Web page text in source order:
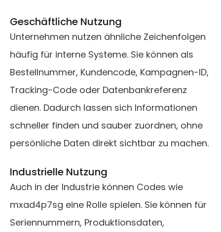
Geschäftliche Nutzung
Unternehmen nutzen ähnliche Zeichenfolgen
häufig für interne Systeme. Sie können als
Bestellnummer, Kundencode, Kampagnen-ID,
Tracking-Code oder Datenbankreferenz
dienen. Dadurch lassen sich Informationen
schneller finden und sauber zuordnen, ohne
persönliche Daten direkt sichtbar zu machen.
Industrielle Nutzung
Auch in der Industrie können Codes wie
mxad4p7sg eine Rolle spielen. Sie können für
Seriennummern, Produktionsdaten,